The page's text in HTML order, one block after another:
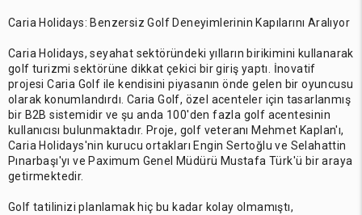
Caria Holidays: Benzersiz Golf Deneyimlerinin Kapılarını Aralıyor
Caria Holidays, seyahat sektöründeki yılların birikimini kullanarak
golf turizmi sektörüne dikkat çekici bir giriş yaptı. İnovatif
projesi Caria Golf ile kendisini piyasanın önde gelen bir oyuncusu
olarak konumlandırdı. Caria Golf, özel acenteler için tasarlanmış
bir B2B sistemidir ve şu anda 100'den fazla golf acentesinin
kullanıcısı bulunmaktadır. Proje, golf veteranı Mehmet Kaplan'ı,
Caria Holidays'nin kurucu ortakları Engin Sertoğlu ve Selahattin
Pınarbaşı'yı ve Paximum Genel Müdürü Mustafa Türk'ü bir araya
getirmektedir.
Golf tatilinizi planlamak hiç bu kadar kolay olmamıştı,